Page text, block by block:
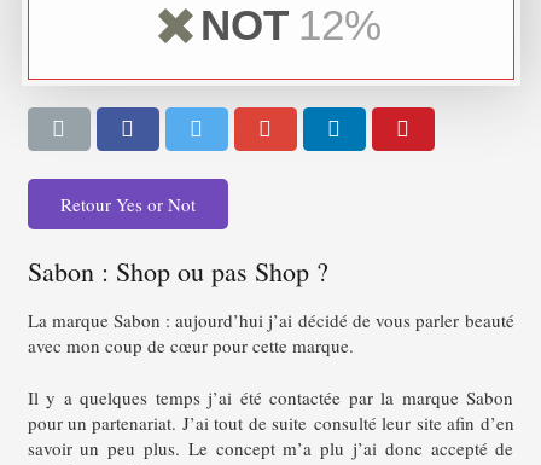
NOT 12%
Retour Yes or Not
Sabon : Shop ou pas Shop ?
La marque Sabon : aujourd’hui j’ai décidé de vous parler beauté
avec mon coup de cœur pour cette marque.
Il y a quelques temps j’ai été contactée par la marque Sabon
pour un partenariat. J’ai tout de suite consulté leur site afin d’en
savoir un peu plus. Le concept m’a plu j’ai donc accepté de